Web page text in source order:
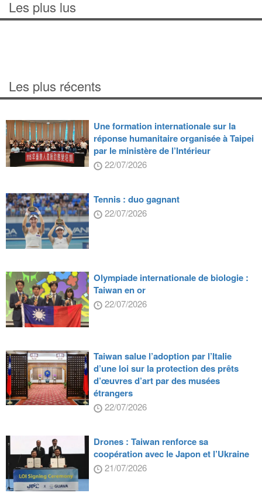
Les plus lus
Les plus récents
Une formation internationale sur la
réponse humanitaire organisée à Taipei
par le ministère de l’Intérieur
22/07/2026
Tennis : duo gagnant
22/07/2026
Olympiade internationale de biologie :
Taiwan en or
22/07/2026
Taiwan salue l’adoption par l’Italie
d’une loi sur la protection des prêts
d’œuvres d’art par des musées
étrangers
22/07/2026
Drones : Taiwan renforce sa
coopération avec le Japon et l’Ukraine
21/07/2026